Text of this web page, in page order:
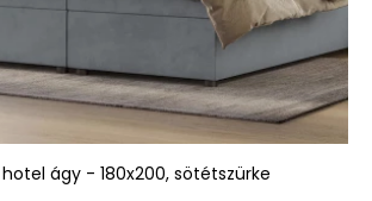
hotel ágy - 180x200, sötétszürke